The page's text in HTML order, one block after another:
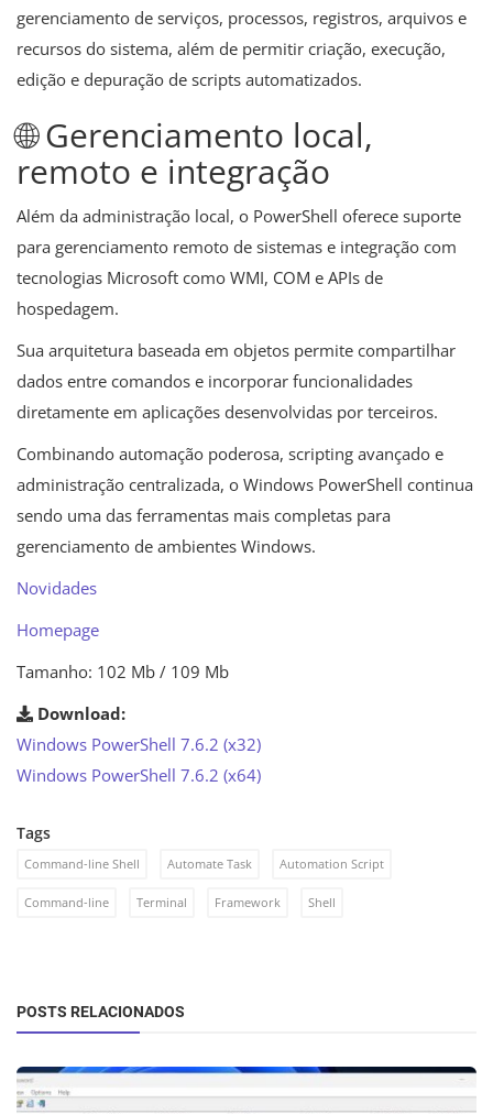
gerenciamento de serviços, processos, registros, arquivos e
recursos do sistema, além de permitir criação, execução,
edição e depuração de scripts automatizados.
🌐 Gerenciamento local,
remoto e integração
Além da administração local, o PowerShell oferece suporte
para gerenciamento remoto de sistemas e integração com
tecnologias Microsoft como WMI, COM e APIs de
hospedagem.
Sua arquitetura baseada em objetos permite compartilhar
dados entre comandos e incorporar funcionalidades
diretamente em aplicações desenvolvidas por terceiros.
Combinando automação poderosa, scripting avançado e
administração centralizada, o Windows PowerShell continua
sendo uma das ferramentas mais completas para
gerenciamento de ambientes Windows.
Novidades
Homepage
Tamanho: 102 Mb / 109 Mb
Download:
Windows PowerShell 7.6.2 (x32)
Windows PowerShell 7.6.2 (x64)
Tags
Command-line Shell Automate Task Automation Script
Command-line Terminal Framework Shell
POSTS RELACIONADOS